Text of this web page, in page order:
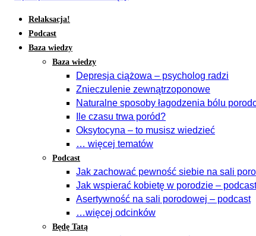
Relaksacja!
Podcast
Baza wiedzy
Baza wiedzy
Depresja ciążowa – psycholog radzi
Znieczulenie zewnątrzoponowe
Naturalne sposoby łagodzenia bólu
Ile czasu trwa poród?
Oksytocyna – to musisz wiedzieć
… więcej tematów
Podcast
Jak zachować pewność siebie na sali
Jak wspierać kobietę w porodzie –
Asertywność na sali porodowej – podcast
…więcej odcinków
Będę Tatą